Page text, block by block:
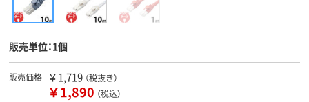
販売単位：1個
販売価格 ￥1,719 （税抜き）
￥1,890 （税込）